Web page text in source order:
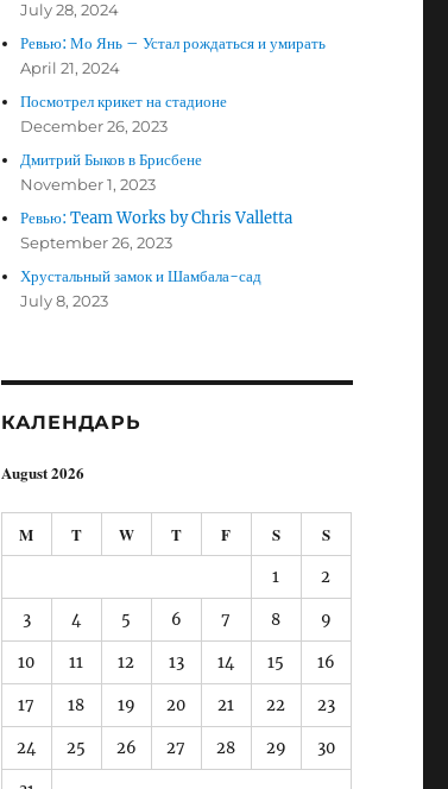
July 28, 2024
Ревью: Мо Янь – Устал рождаться и умирать
April 21, 2024
Посмотрел крикет на стадионе
December 26, 2023
Дмитрий Быков в Брисбене
November 1, 2023
Ревью: Team Works by Chris Valletta
September 26, 2023
Хрустальный замок и Шамбала-сад
July 8, 2023
КАЛЕНДАРЬ
August 2026
M T W T F S S
1 2
3 4 5 6 7 8 9
10 11 12 13 14 15 16
17 18 19 20 21 22 23
24 25 26 27 28 29 30